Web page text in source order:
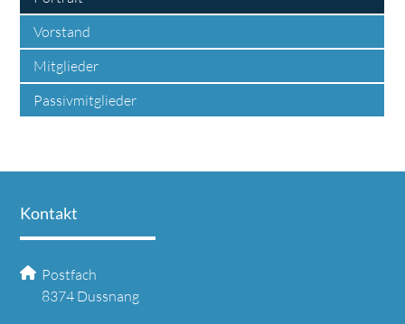
Vorstand
Mitglieder
Passivmitglieder
Kontakt
Postfach
8374 Dussnang